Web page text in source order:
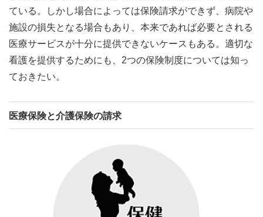
ている。しかし場合によっては保険請求ができず、病院や
施設の損失となる場合もあり、本来であれば必要とされる
医療サービスが十分に提供できないケースもある。適切な
看護を提供するためにも、2つの保険制度については知っ
ておきたい。
医療保険と介護保険の請求